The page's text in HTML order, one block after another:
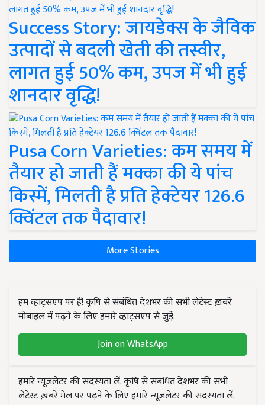
Success Story: जायडेक्स के जैविक
उत्पादों से बदली खेती की तस्वीर,
लागत हुई 50% कम, उपज में भी हुई
शानदार वृद्धि!
Pusa Corn Varieties: कम समय में
तैयार हो जाती हैं मक्का की ये पांच
किस्में, मिलती है प्रति हेक्टेयर 126.6
क्विंटल तक पैदावार!
More Stories
हम व्हाट्सएप पर हैं! कृषि से संबंधित देशभर की सभी लेटेस्ट ख़बरें
मोबाइल में पढ़ने के लिए हमारे व्हाट्सएप से जुड़ें.
Join on WhatsApp
हमारे न्यूज़लेटर की सदस्यता लें. कृषि से संबंधित देशभर की सभी
लेटेस्ट ख़बरें मेल पर पढ़ने के लिए हमारे न्यूज़लेटर की सदस्यता लें.